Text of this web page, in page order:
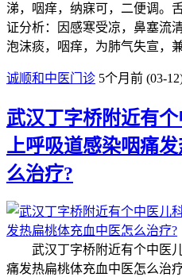
涕，咽痒，纳寐可，二便调
证分析：因感寒受凉，鼻塞流
泡沫痰，咽痒，为肺气失宣
诚顺和中医门诊 5个月前 (03-
武汉丁字桥附近有
上呼吸道感染咽痛
么治疗?
武汉丁字桥附近有个中医儿
痛发热扁桃体充血中医怎么治